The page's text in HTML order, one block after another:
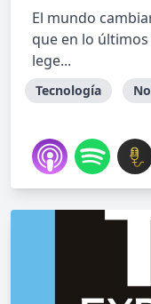
El mundo
que en lo
lege...
Tecnología